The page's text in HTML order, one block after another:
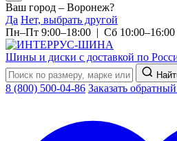
Ваш город – Воронеж?
Да Нет, выбрать другой
Пн–Пт 9:00–18:00 | Сб 10:00–16:00
Шины и диски с доставкой по
8 (800) 500-04-86 Заказать